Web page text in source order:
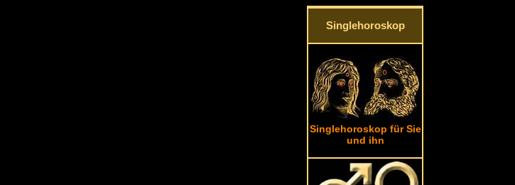
Singlehoroskop
Singlehoroskop für Sie
und ihn